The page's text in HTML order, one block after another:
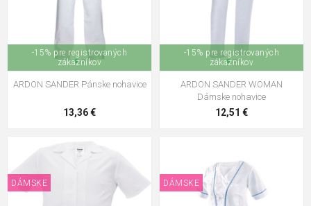
-15% pre registrovaných
zákazníkov
ARDON SANDER Pánske nohavice
13,36 €
-15% pre registrovaných
zákazníkov
ARDON SANDER WOMAN
Dámske nohavice
12,51 €
DÁMSKE DÁMSKE